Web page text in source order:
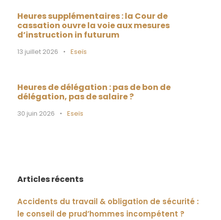
Heures supplémentaires : la Cour de
cassation ouvre la voie aux mesures
d’instruction in futurum
13 juillet 2026 • Eseïs
Heures de délégation : pas de bon de
délégation, pas de salaire ?
30 juin 2026 • Eseïs
Articles récents
Accidents du travail & obligation de sécurité :
le conseil de prud’hommes incompétent ?